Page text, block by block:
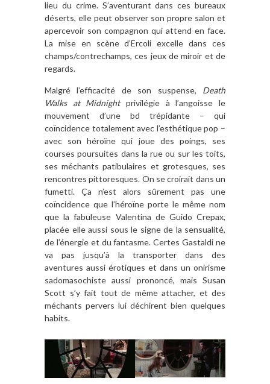
lieu du crime. S’aventurant dans ces bureaux
déserts, elle peut observer son propre salon et
apercevoir son compagnon qui attend en face.
La mise en scène d’Ercoli excelle dans ces
champs/contrechamps, ces jeux de miroir et de
regards.
Malgré l’efficacité de son suspense, Death
Walks at Midnightprivilégie à l’angoisse le
mouvement d’une bd trépidante – qui
coïncidence totalement avec l’esthétique pop –
avec son héroïne qui joue des poings, ses
courses poursuites dans la rue ou sur les toits,
ses méchants patibulaires et grotesques, ses
rencontres pittoresques. On se croirait dans un
fumetti. Ça n’est alors sûrement pas une
coïncidence que l’héroïne porte le même nom
que la fabuleuse Valentina de Guido Crepax,
placée elle aussi sous le signe de la sensualité,
de l’énergie et du fantasme. Certes Gastaldi ne
va pas jusqu’à la transporter dans des
aventures aussi érotiques et dans un onirisme
sadomasochiste aussi prononcé, mais Susan
Scott s’y fait tout de même attacher, et des
méchants pervers lui déchirent bien quelques
habits.